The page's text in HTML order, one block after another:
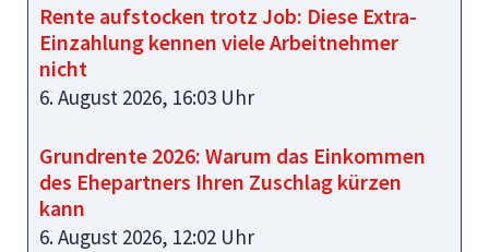
Rente aufstocken trotz Job: Diese Extra-
Einzahlung kennen viele Arbeitnehmer
nicht
6. August 2026, 16:03 Uhr
Grundrente 2026: Warum das Einkommen
des Ehepartners Ihren Zuschlag kürzen
kann
6. August 2026, 12:02 Uhr